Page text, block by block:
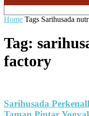
Home Tags Sarihusada
Tag:
factory
Sarihusada